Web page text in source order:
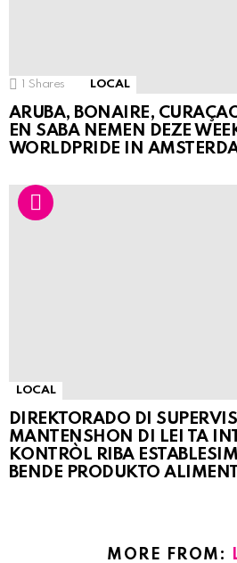
Shares LOCAL
ARUBA, BONAIRE,
EN SABA NEMEN DEZE
WORLDPRIDE IN
LOCAL
DIREKTORADO DI
MANTENSHON DI LEI TA
KONTRÒL RIBA
BENDE PRODUKTO
MORE FROM: